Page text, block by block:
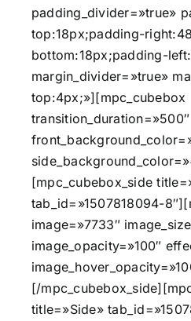
padding_divider=»true»
top:18px;padding-
bottom:18px;padding-
margin_divider=»true»
top:4px;»][mpc_cubebox
transition_duration=»500″
[mpc_cubebox_side
tab_id=»1507818094-
image=»7733″
image_opacity=»100″
[/
title=»Side»